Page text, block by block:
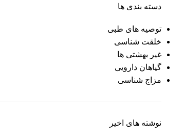
دسته بندی ها
توصیه های طبی
خلقت شناسی
غیر بهشتی ها
گیاهان دارویی
مزاج شناسی
نوشته های اخیر